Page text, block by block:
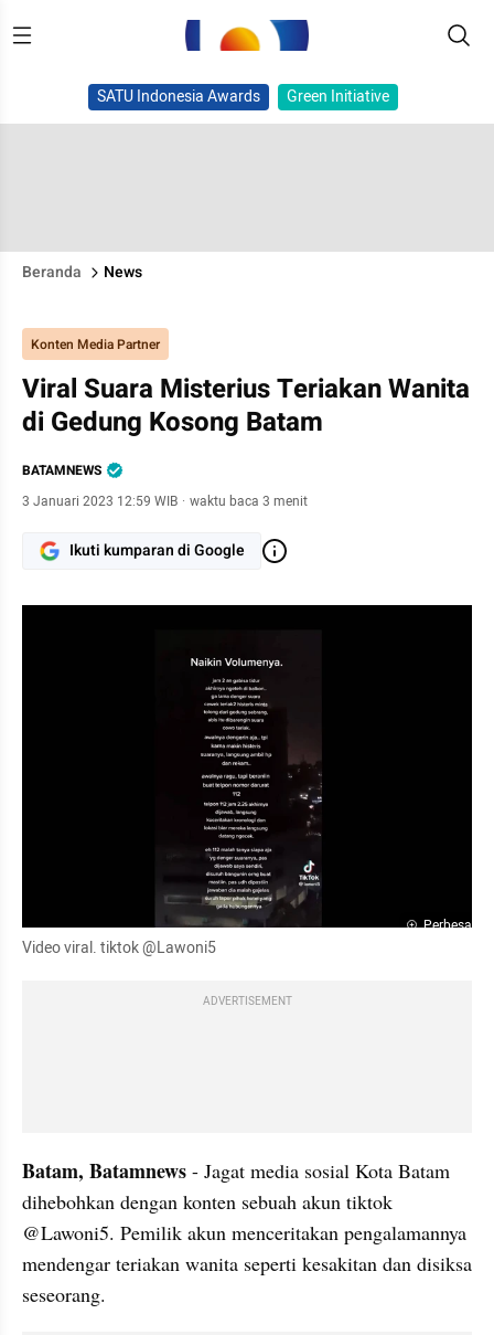
SATU Indonesia Awards Green Initiative
Beranda News
Konten Media Partner
Viral Suara Misterius Teriakan Wanita
di Gedung Kosong Batam
BATAMNEWS
3 Januari 2023 12:59 WIB · waktu baca 3 menit
Ikuti kumparan di Google
Perbesar
Video viral. tiktok @Lawoni5
ADVERTISEMENT
Batam, Batamnews - Jagat media sosial Kota Batam
dihebohkan dengan konten sebuah akun tiktok
@Lawoni5. Pemilik akun menceritakan pengalamannya
mendengar teriakan wanita seperti kesakitan dan disiksa
seseorang.